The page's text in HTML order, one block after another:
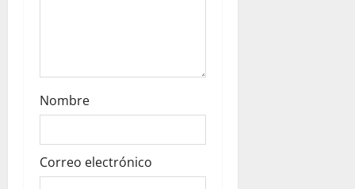
Nombre
Correo electrónico